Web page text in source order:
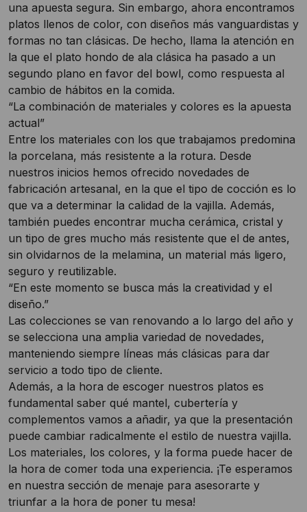
una apuesta segura. Sin embargo, ahora encontramos
platos llenos de color, con diseños más vanguardistas y
formas no tan clásicas. De hecho, llama la atención en
la que el plato hondo de ala clásica ha pasado a un
segundo plano en favor del bowl, como respuesta al
cambio de hábitos en la comida.
“La combinación de materiales y colores es la apuesta
actual”
Entre los materiales con los que trabajamos predomina
la porcelana, más resistente a la rotura. Desde
nuestros inicios hemos ofrecido novedades de
fabricación artesanal, en la que el tipo de cocción es lo
que va a determinar la calidad de la vajilla. Además,
también puedes encontrar mucha cerámica, cristal y
un tipo de gres mucho más resistente que el de antes,
sin olvidarnos de la melamina, un material más ligero,
seguro y reutilizable.
“En este momento se busca más la creatividad y el
diseño.”
Las colecciones se van renovando a lo largo del año y
se selecciona una amplia variedad de novedades,
manteniendo siempre líneas más clásicas para dar
servicio a todo tipo de cliente.
Además, a la hora de escoger nuestros platos es
fundamental saber qué mantel, cubertería y
complementos vamos a añadir, ya que la presentación
puede cambiar radicalmente el estilo de nuestra vajilla.
Los materiales, los colores, y la forma puede hacer de
la hora de comer toda una experiencia. ¡Te esperamos
en nuestra sección de menaje para asesorarte y
triunfar a la hora de poner tu mesa!